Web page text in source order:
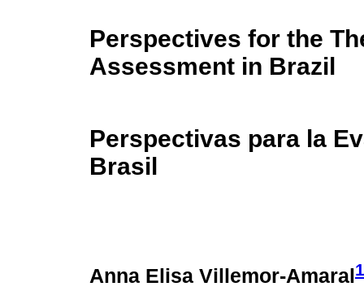
Perspectives for the
Assessment in Brazil
Perspectivas para la
Brasil
Anna Elisa Villemor-Amaral1